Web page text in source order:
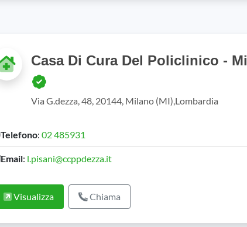
Casa Di Cura Del Policlinico -
Via G.dezza, 48, 20144, Milano (MI),Lombardia
Telefono: 02 485931
Email: l.pisani@ccppdezza.it
Visualizza Chiama